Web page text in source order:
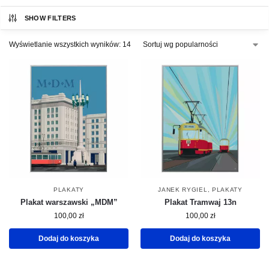
SHOW FILTERS
Wyświetlanie wszystkich wyników: 14
PLAKATY
Plakat warszawski „MDM”
100,00 zł
Dodaj do koszyka
JANEK RYGIEL PLAKATY
Plakat Tramwaj 13n
100,00 zł
Dodaj do koszyka